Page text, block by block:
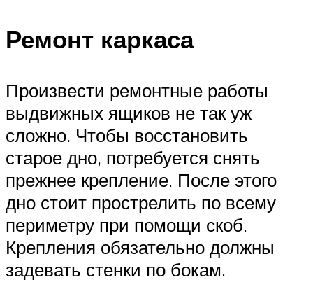
Ремонт каркаса
Произвести ремонтные работы
выдвижных ящиков не так уж
сложно. Чтобы восстановить
старое дно, потребуется снять
прежнее крепление. После этого
дно стоит прострелить по всему
периметру при помощи скоб.
Крепления обязательно должны
задевать стенки по бокам.